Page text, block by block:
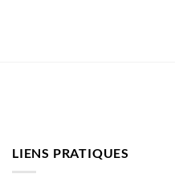
LIENS PRATIQUES